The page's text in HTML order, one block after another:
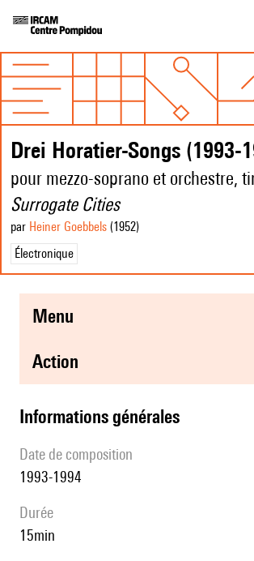
Drei Horatier-Songs (1993-
pour mezzo-soprano et orchestre,
Surrogate Cities
par Heiner Goebbels (1952)
Électronique
menu
action
informations générales
date de composition
1993-1994
durée
15min